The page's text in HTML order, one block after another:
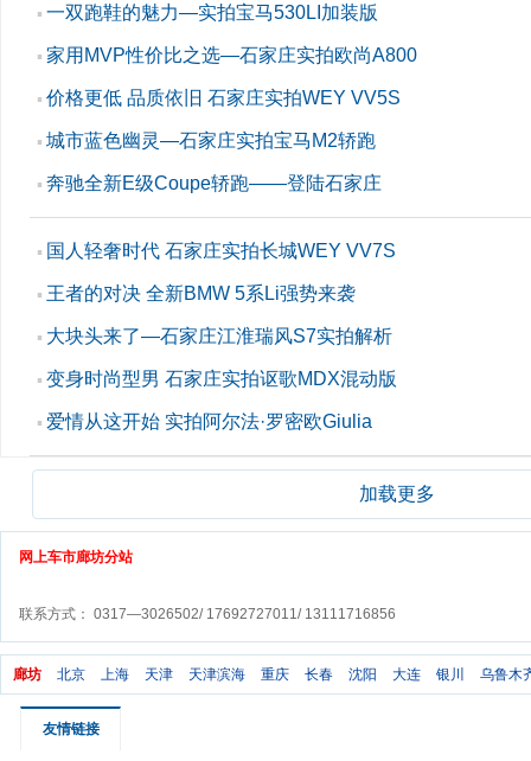
▪ 一双跑鞋的魅力—实拍宝马530LI加装版
▪ 家用MVP性价比之选—石家庄实拍欧尚A800
▪ 价格更低 品质依旧 石家庄实拍WEY VV5S
▪ 城市蓝色幽灵—石家庄实拍宝马M2轿跑
▪ 奔驰全新E级Coupe轿跑——登陆石家庄
▪ 国人轻奢时代 石家庄实拍长城WEY VV7S
▪ 王者的对决 全新BMW 5系Li强势来袭
▪ 大块头来了—石家庄江淮瑞风S7实拍解析
▪ 变身时尚型男 石家庄实拍讴歌MDX混动版
▪ 爱情从这开始 实拍阿尔法·罗密欧Giulia
加载更多
网上车市廊坊分站
联系方式： 0317—3026502/ 17692727011/ 13111716856
廊坊 北京 上海 天津 天津滨海 重庆 长春 沈阳 大连 银川 乌鲁木
友情链接